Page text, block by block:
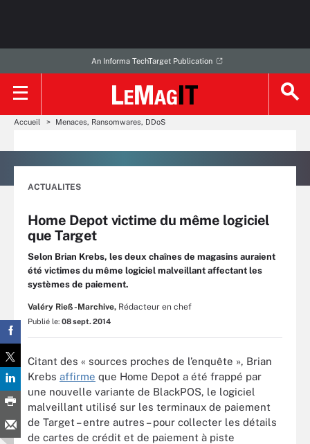
An Informa TechTarget Publication
Accueil Menaces, Ransomwares, DDoS
ACTUALITES
Home Depot victime du même logiciel
que Target
Selon Brian Krebs, les deux chaînes de magasins auraient
été victimes du même logiciel malveillant affectant les
systèmes de paiement.
Valéry Rieß-Marchive, Rédacteur en chef
Publié le: 08 sept. 2014
Citant des « sources proches de l’enquête », Brian
Krebs affirme que Home Depot a été frappé par
une nouvelle variante de BlackPOS, le logiciel
malveillant utilisé sur les terminaux de paiement
de Target – entre autres – pour collecter les détails
de cartes de crédit et de paiement à piste